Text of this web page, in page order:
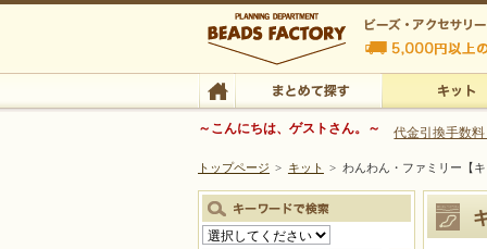
ビーズファクトリー ビーズ・パーツ・金具など
ビーズ・アクセサリ
ビーズ・アクセサリーの専門店 ビーズファクト
TOP まとめて探す
～こんにちは、ゲストさん。～ 代金引換手数
トップページ > キット > わんわん・ファミリー【